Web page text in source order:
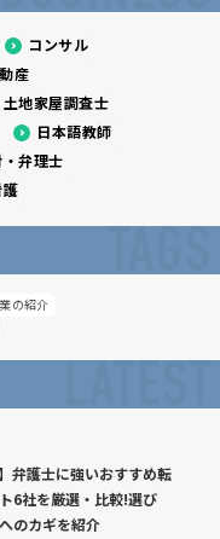
コンサル
産
土地家屋調査士
日本語教師
弁理士
TAGS
の紹介
LATEST
弁護士に強いおすすめ転
6社を厳選・比較!選び
のカギを紹介